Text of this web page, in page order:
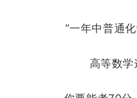
“一年中普通
高等数